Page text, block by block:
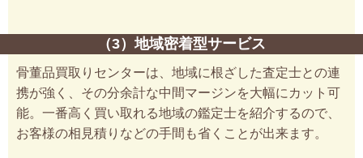
（3）地域密着型サービス
骨董品買取りセンターは、地域に根ざした査定士との連
携が強く、その分余計な中間マージンを大幅にカット可
能。一番高く買い取れる地域の鑑定士を紹介するので、
お客様の相見積りなどの手間も省くことが出来ます。